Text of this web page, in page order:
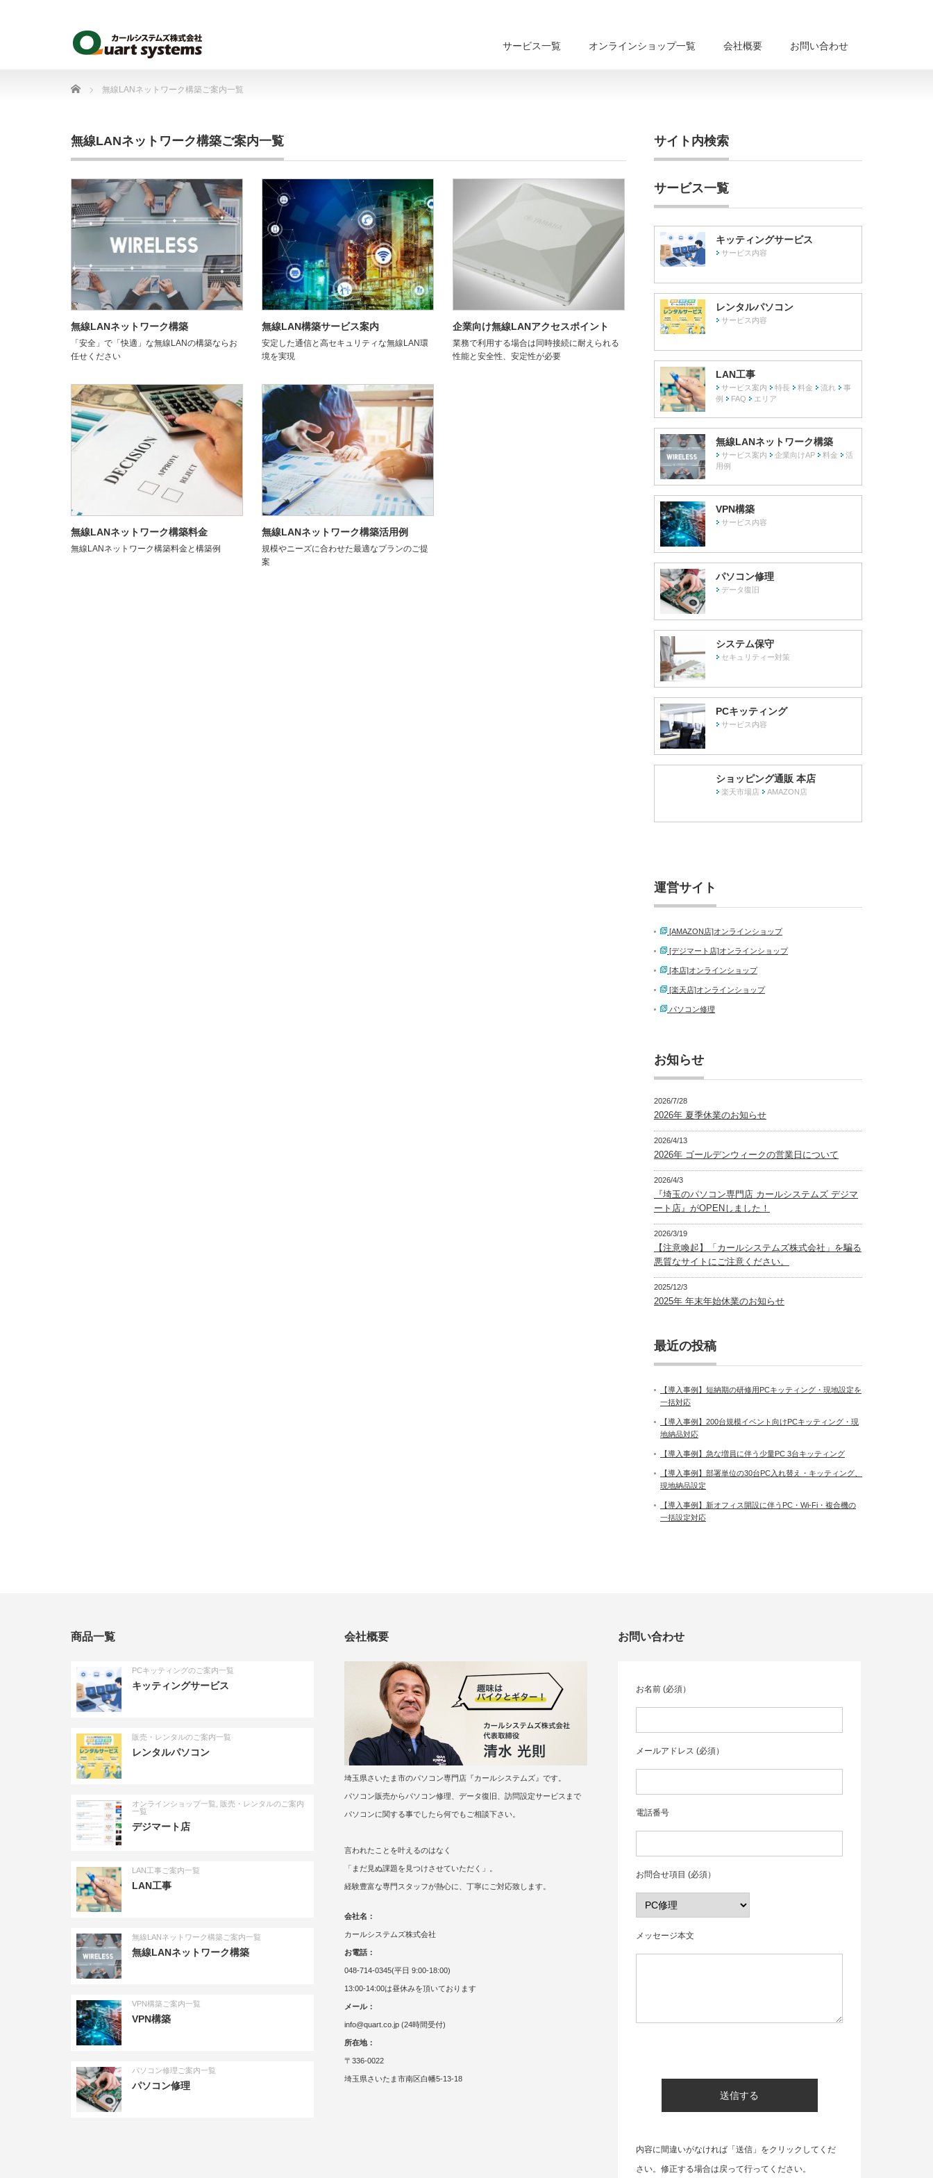
サービス一覧 オンラインショップ一覧 会社概要 お問い合わせ
Home 無線LANネットワーク構築ご案内一覧
無線LANネットワーク構築ご案内一覧
無線LANネットワーク構築
「安全」で「快適」な無線LANの構築ならお
任せください
無線LAN構築サービス案内
安定した通信と高セキュリティな無線LAN環
境を実現
企業向け無線LANアクセスポイント
業務で利用する場合は同時接続に耐えられる
性能と安全性、安定性が必要
無線LANネットワーク構築料金
無線LANネットワーク構築料金と構築例
無線LANネットワーク構築活用例
規模やニーズに合わせた最適なプランのご提
案
サイト内検索
サービス一覧
キッティングサービス
サービス内容
レンタルパソコン
サービス内容
LAN工事
サービス案内 特長 料金 流れ
事
例
FAQ エリア
無線LANネットワーク構築
サービス案内 企業向けAP 料金
活
用例
VPN構築
サービス内容
パソコン修理
データ復旧
システム保守
セキュリティー対策
PCキッティング
サービス内容
ショッピング通販 本店
楽天市場店 AMAZON店
運営サイト
[AMAZON店]オンラインショップ
[デジマート店]オンラインショップ
[本店]オンラインショップ
[楽天店]オンラインショップ
パソコン修理
お知らせ
2026/7/28
2026年 夏季休業のお知らせ
2026/4/13
2026年 ゴールデンウィークの営業日について
2026/4/3
『埼玉のパソコン専門店 カールシステムズ デジマ
ート店』がOPENしました！
2026/3/19
【注意喚起】「カールシステムズ株式会社」を騙る
悪質なサイトにご注意ください。
2025/12/3
2025年 年末年始休業のお知らせ
最近の投稿
【導入事例】短納期の研修用PCキッティング・現地設定を
一括対応
【導入事例】200台規模イベント向けPCキッティング・現
地納品対応
【導入事例】急な増員に伴う少量PC 3台キッティング
【導入事例】部署単位の30台PC入れ替え・キッティング、
現地納品設定
【導入事例】新オフィス開設に伴うPC・Wi-Fi・複合機の
一括設定対応
商品一覧
PCキッティングのご案内一覧
キッティングサービス
販売・レンタルのご案内一覧
レンタルパソコン
オンラインショップ一覧
販売・レンタルのご案内
一覧
デジマート店
LAN工事ご案内一覧
LAN工事
無線LANネットワーク構築ご案内一覧
無線LANネットワーク構築
VPN構築ご案内一覧
VPN構築
パソコン修理ご案内一覧
パソコン修理
会社概要
埼玉県さいたま市のパソコン専門店『カールシステムズ』です。
パソコン販売からパソコン修理、データ復旧、訪問設定サービスまで
パソコンに関する事でしたら何でもご相談下さい。
言われたことを叶えるのはなく
「まだ見ぬ課題を見つけさせていただく」。
経験豊富な専門スタッフが熱心に、丁寧にご対応致します。
会社名：
カールシステムズ株式会社
お電話：
048-714-0345(平日 9:00-18:00)
13:00-14:00は昼休みを頂いております
メール：
info@quart.co.jp (24時間受付)
所在地：
〒336-0022
埼玉県さいたま市南区白幡5-13-18
お問い合わせ
お名前 (必須）
メールアドレス (必須）
電話番号
お問合せ項目 (必須）
メッセージ本文
内容に間違いがなければ「送信」をクリックしてくだ
さい。修正する場合は戻って行ってください。